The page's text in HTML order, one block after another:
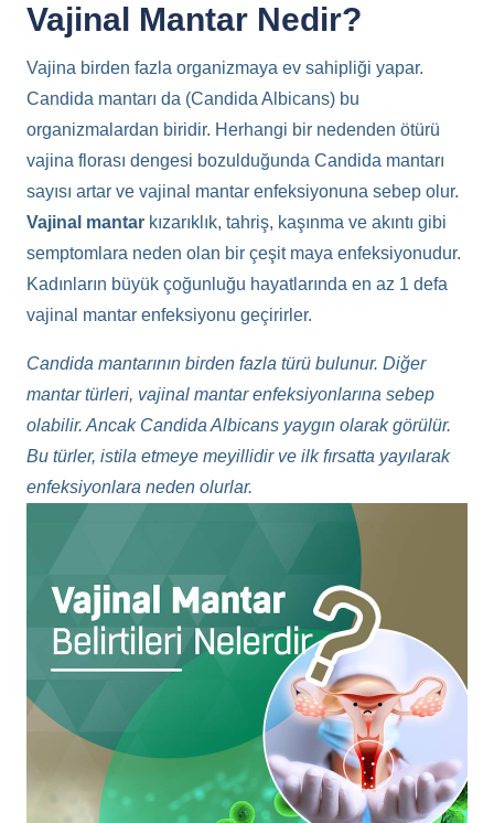
Vajinal Mantar Nedir?
Vajina birden fazla organizmaya ev sahipliği yapar.
Candida mantarı da (Candida Albicans) bu
organizmalardan biridir. Herhangi bir nedenden ötürü
vajina florası dengesi bozulduğunda Candida mantarı
sayısı artar ve vajinal mantar enfeksiyonuna sebep olur.
Vajinal mantar kızarıklık, tahriş, kaşınma ve akıntı gibi
semptomlara neden olan bir çeşit maya enfeksiyonudur.
Kadınların büyük çoğunluğu hayatlarında en az 1 defa
vajinal mantar enfeksiyonu geçirirler.
Candida mantarının birden fazla türü bulunur. Diğer
mantar türleri, vajinal mantar enfeksiyonlarına sebep
olabilir. Ancak Candida Albicans yaygın olarak görülür.
Bu türler, istila etmeye meyillidir ve ilk fırsatta yayılarak
enfeksiyonlara neden olurlar.